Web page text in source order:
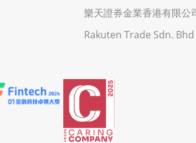
樂天證券金業香港有限公
Rakuten Trade Sdn. Bhd